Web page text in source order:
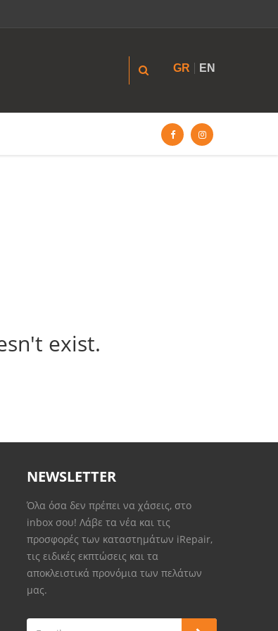
GR EN
exist.
NEWSLETTER
Όλα όσα δεν πρέπει να χάσεις, στο
inbox σου! Λάβε τα νέα και τις
προσφορές των καταστημάτων iRepair,
τις ειδικές εκπτώσεις και τα
αποκλειστικά προνόμια των πελάτων
μας.